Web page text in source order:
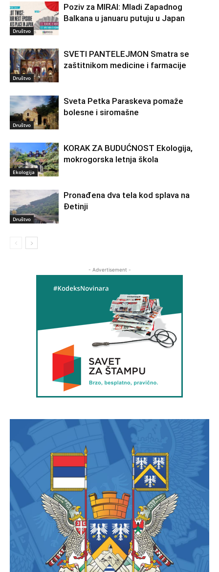
Društvo
Poziv za MIRAI: Mladi Zapadnog
Balkana u januaru putuju u Japan
Društvo
SVETI PANTELEJMON Smatra se
zaštitnikom medicine i farmacije
Društvo
Sveta Petka Paraskeva pomaže
bolesne i siromašne
Ekologija
KORAK ZA BUDUĆNOST Ekologija,
mokrogorska letnja škola
Društvo
Pronađena dva tela kod splava na
Đetinji
- Advertisement -